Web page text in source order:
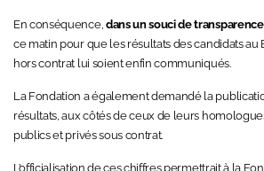
En conséquence, dans un souci de
ce matin pour que les résultats des candidats au
hors contrat lui soient enfin communiqués.
La Fondation a également demandé la
résultats, aux côtés de ceux de leurs
publics et privés sous contrat.
L’officialisation de ces chiffres permettrait à la